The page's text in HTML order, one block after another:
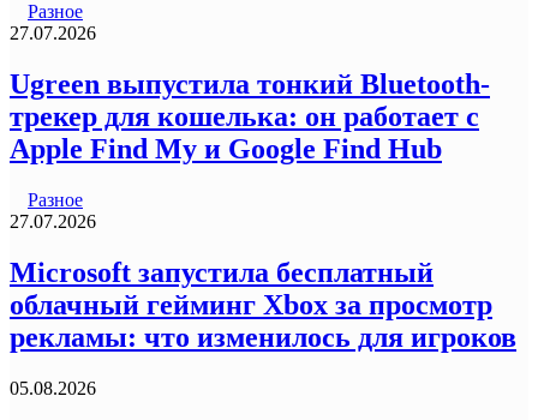
Разное
27.07.2026
Ugreen выпустила тонкий Bluetooth-
трекер для кошелька: он работает с
Apple Find My и Google Find Hub
Разное
27.07.2026
Microsoft запустила бесплатный
облачный гейминг Xbox за просмотр
рекламы: что изменилось для игроков
05.08.2026